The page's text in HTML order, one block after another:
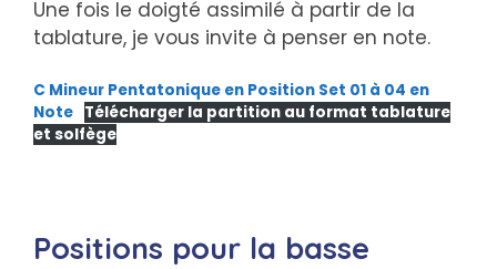
Une fois le doigté assimilé à partir de la
tablature, je vous invite à penser en note.
C Mineur Pentatonique en Position Set 01 à 04 en
Note Télécharger la partition au format tablature
et solfège
Positions pour la basse